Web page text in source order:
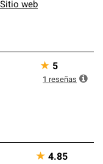
Sitio web
★ 5
1 reseñas
★ 4.85